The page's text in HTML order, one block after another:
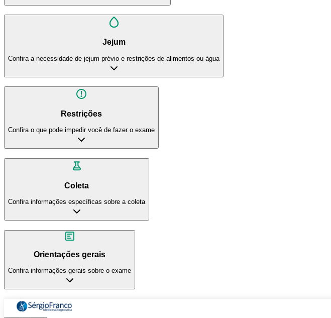
Jejum
Confira a necessidade de jejum prévio e restrições de alimentos ou água
Restrições
Confira o que pode impedir você de fazer o exame
Coleta
Confira informações específicas sobre a coleta
Orientações gerais
Confira informações gerais sobre o exame